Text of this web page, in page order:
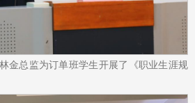
金总监为订单班学生开展了《职业生涯规